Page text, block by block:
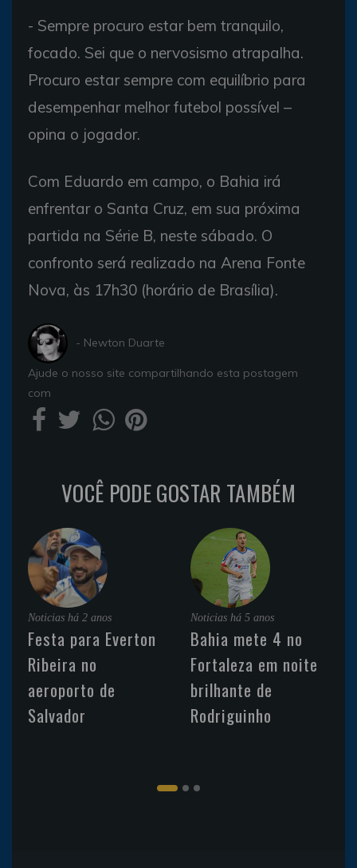
- Sempre procuro estar bem tranquilo,
focado. Sei que o nervosismo atrapalha.
Procuro estar sempre com equilíbrio para
desempenhar melhor futebol possível –
opina o jogador.
Com Eduardo em campo, o Bahia irá
enfrentar o Santa Cruz, em sua próxima
partida na Série B, neste sábado. O
confronto será realizado na Arena Fonte
Nova, às 17h30 (horário de Brasília).
- Newton Duarte
Ajude o nosso site compartilhando esta postagem
com
VOCÊ PODE GOSTAR TAMBÉM
Noticias há 2 anos
Festa para Everton
Ribeira no
aeroporto de
Salvador
Noticias há 5 anos
Bahia mete 4 no
Fortaleza em noite
brilhante de
Rodriguinho